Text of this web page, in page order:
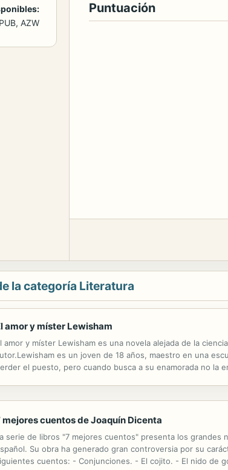
AZW
Puntuación
la categoría Literatura
amor y míster Lewisham
amor y míster Lewisham es una novela alejada de la
es un joven de 18 años, maestro en una
el puesto, pero cuando busca a su enamorada no la
mejores cuentos de Joaquín Dicenta
serie de libros "7 mejores cuentos" presenta los grandes
Su obra ha generado gran controversia por su
cuentos: - Conjunciones. - El cojito. - El nido de